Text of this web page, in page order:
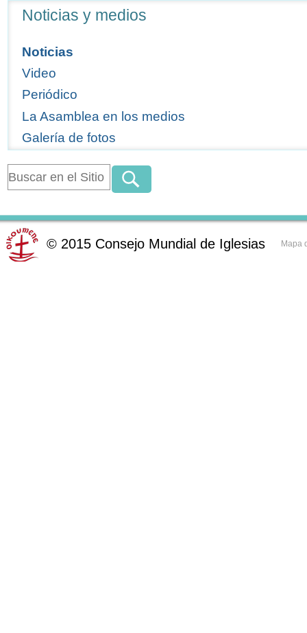
Navegación
Noticias y medios
Noticias
Video
Periódico
La Asamblea en los medios
Galería de fotos
© 2015 Consejo Mundial de Iglesias Mapa